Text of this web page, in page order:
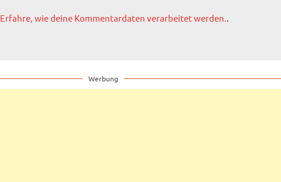
Erfahre, wie deine Kommentardaten verarbeitet werden..
Werbung